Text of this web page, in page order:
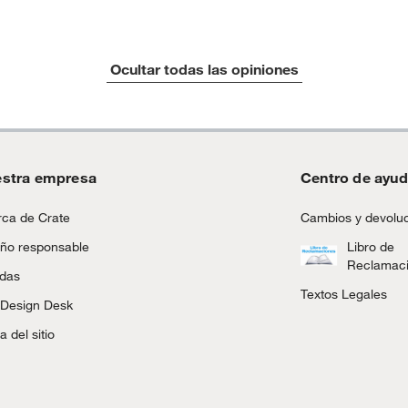
Ocultar todas las opiniones
empresa
de Crate
responsable
Desk
del sitio
Centro de
Cambios y
Libro de
Textos Legales